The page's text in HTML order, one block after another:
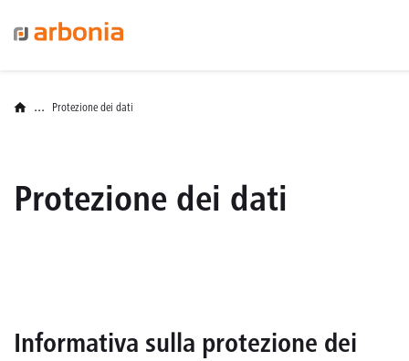
... Protezione dei dati
Protezione dei dati
Informativa sulla protezione dei